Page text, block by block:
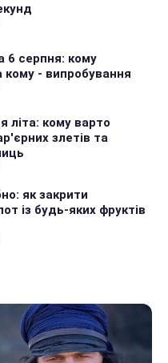
6 серпня: кому
кому - випробування
літа: кому варто
злетів та
як закрити
із будь-яких фруктів